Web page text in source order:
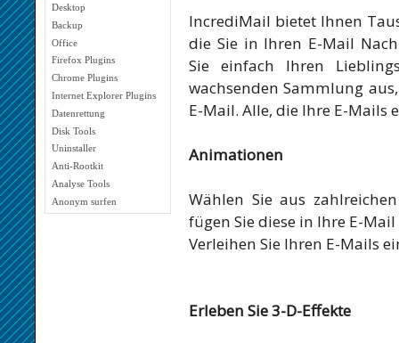
Desktop
Backup
Office
Firefox Plugins
Chrome Plugins
Internet Explorer Plugins
Datenrettung
Disk Tools
Uninstaller
Anti-Rootkit
Analyse Tools
Anonym surfen
IncrediMail bietet Ihnen
die Sie in Ihren E-Mail
Sie einfach Ihren
wachsenden Sammlung
E-Mail. Alle, die Ihre E-Mails
Animationen
Wählen Sie aus
fügen Sie diese in Ihre E-
Verleihen Sie Ihren E-Mails
Erleben Sie 3-D-Effekte